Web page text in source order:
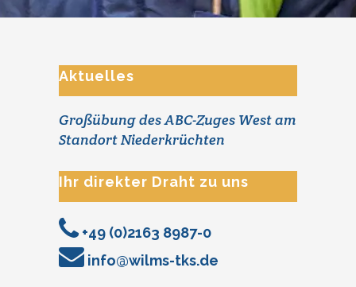
Aktuelles
Großübung des ABC-Zuges West am
Standort Niederkrüchten
Ihr direkter Draht zu uns
+49 (0)2163 8987-0
info@wilms-tks.de